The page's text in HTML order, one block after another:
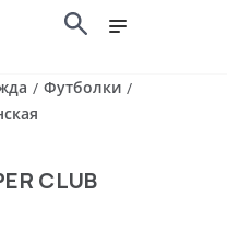
/ Футболки /
CLUB